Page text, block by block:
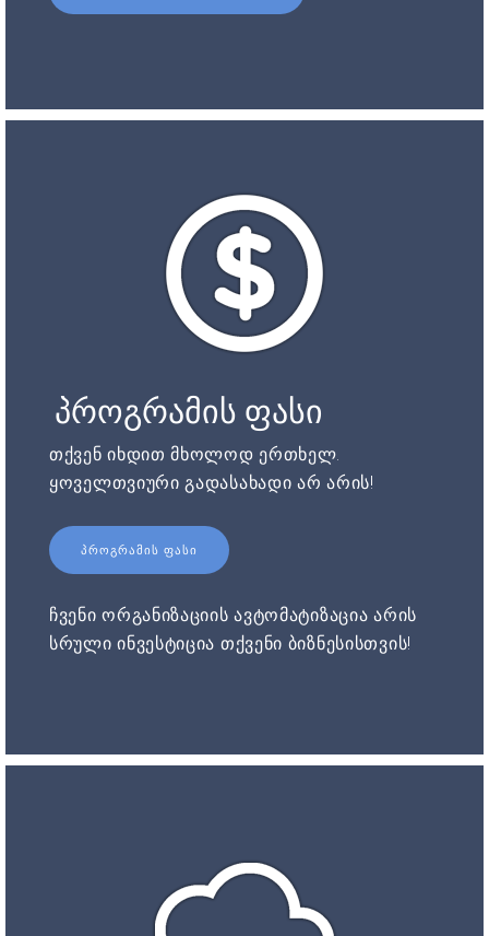
პროგრამის ფასი
თქვენ იხდით მხოლოდ ერთხელ.
ყოველთვიური გადასახადი არ არის!
ᲞᲠᲝᲒᲠᲐᲛᲘᲡ ᲤᲐᲡᲘ
ჩვენი ორგანიზაციის ავტომატიზაცია არის
სრული ინვესტიცია თქვენი ბიზნესისთვის!